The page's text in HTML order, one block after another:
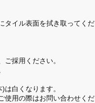
タイル表面を拭き取ってくだ
ご採用ください。
は白くなります。
使用の際はお問い合わせくだ